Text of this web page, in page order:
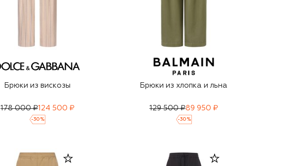
Брюки из вискозы
178 000 ₽124 500 ₽
-30 %
Брюки из хлопка и льна
129 500 ₽89 950 ₽
-30 %